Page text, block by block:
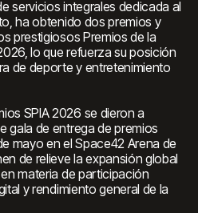
servicios integrales dedicada al
ha obtenido dos premios y
prestigiosos Premios de la
lo que refuerza su posición
de deporte y entretenimiento
SPIA 2026 se dieron a
gala de entrega de premios
mayo en el Space42 Arena de
de relieve la expansión global
materia de participación
y rendimiento general de la